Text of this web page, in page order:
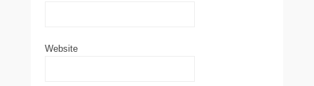
Website